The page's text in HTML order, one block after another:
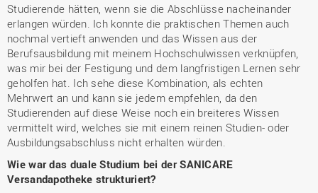
Studierende hätten, wenn sie die Abschlüsse nacheinander
erlangen würden. Ich konnte die praktischen Themen auch
nochmal vertieft anwenden und das Wissen aus der
Berufsausbildung mit meinem Hochschulwissen verknüpfen,
was mir bei der Festigung und dem langfristigen Lernen sehr
geholfen hat. Ich sehe diese Kombination, als echten
Mehrwert an und kann sie jedem empfehlen, da den
Studierenden auf diese Weise noch ein breiteres Wissen
vermittelt wird, welches sie mit einem reinen Studien- oder
Ausbildungsabschluss nicht erhalten würden.
Wie war das duale Studium bei der SANICARE
Versandapotheke strukturiert?